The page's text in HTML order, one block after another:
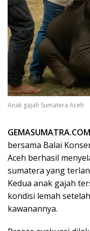
Anak gajah Sumatera Aceh
GEMASUMATRA.COM
bersama Balai
Aceh berhasil
sumatera yang
Kedua anak gajah
kondisi lemah
kawanannya.